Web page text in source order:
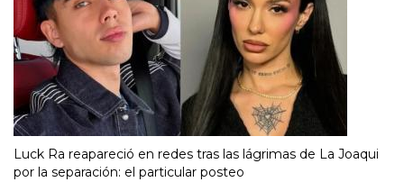
Luck Ra reapareció en redes tras las lágrimas de La Joaqui
por la separación: el particular posteo